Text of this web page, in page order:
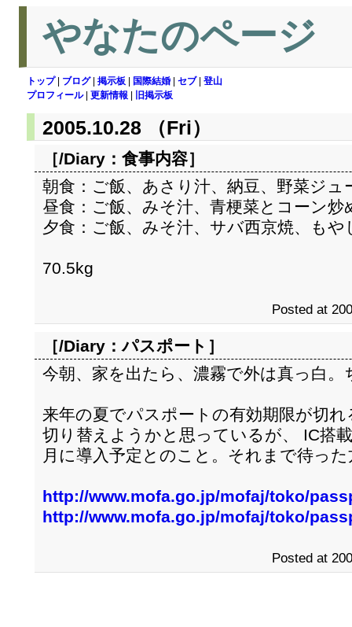
やなたのページ
トップ| ブログ| 掲示板 国際結婚 セブ| 登山
プロフィール| 更新情報 旧掲示板
2005.10.28 （Fri）
［/Diary： 食事内容］
朝食：ご飯、あさり汁、納豆、野菜ジュ
昼食：ご飯、みそ汁、青梗菜とコーン炒
夕食：ご飯、みそ汁、サバ西京焼、もや
70.5kg
Posted at
［/Diary：パスポート ］
今朝、家を出たら、濃霧で外は真っ白
来年の夏でパスポートの有効期限が切
切り替えようかと思っているが、 IC搭
月に導入予定とのこと。それまで待っ
http://www.mofa.go.jp/mofaj/toko/
http://www.mofa.go.jp/mofaj/toko/
Posted at